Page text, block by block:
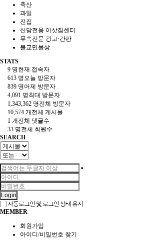
축산
과일
전집
신당전용 이삿짐센터
무속전문 광고·간판
불교만물상
STATS
9 명현재 접속자
613 명 오늘 방문자
839 명어제 방문자
4,091 명최대 방문자
1,343,362 명전체 방문자
10,574 개전체 게시물
1 개전체 댓글수
33 명전체 회원수
SEARCH
Login
자동로그인 및 로그인 상태 유지
MEMBER
회원가입
아이디/비밀번호 찾기